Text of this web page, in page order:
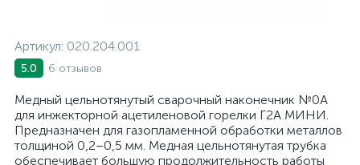
Артикул: 020.204.001
5.0 6 отзывов
Медный цельнотянутый сварочный наконечник №0А
для инжекторной ацетиленовой горелки Г2А МИНИ.
Предназначен для газопламенной обработки металлов
толщиной 0,2–0,5 мм. Медная цельнотянутая трубка
обеспечивает большую продолжительность работы